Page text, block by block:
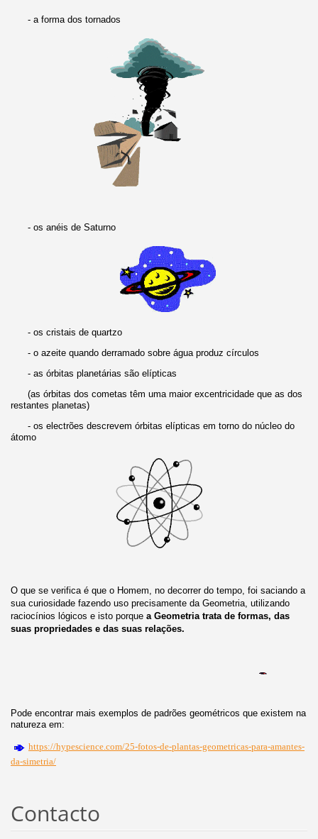
- a forma dos tornados
- os anéis de Saturno
- os cristais de quartzo
- o azeite quando derramado sobre água produz círculos
- as órbitas planetárias são elípticas
(as órbitas dos cometas têm uma maior excentricidade que as dos
restantes planetas)
- os electrões descrevem órbitas elípticas em torno do núcleo do
átomo
O que se verifica é que o Homem, no decorrer do tempo, foi saciando a
sua curiosidade fazendo uso precisamente da Geometria, utilizando
raciocínios lógicos e isto porque a Geometria trata de formas, das
suas propriedades e das suas relações.
Pode encontrar mais exemplos de padrões geométricos que existem na
natureza em:
https://hypescience.com/25-fotos-de-plantas-geometricas-para-amantes-
da-simetria/
Contacto